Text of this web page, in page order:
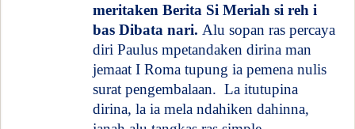
meritaken Berita Si Meriah si reh i
bas Dibata nari. Alu sopan ras percaya
diri Paulus mpetandaken dirina man
jemaat I Roma tupung ia pemena nulis
surat pengembalaan. La itutupina
dirina, la ia mela ndahiken dahinna,